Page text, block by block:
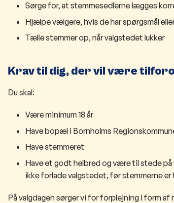
Sørge for, at stemmesedlerne lægges
Hjælpe vælgere, hvis de har spørgsmål
Tælle stemmer op, når valgstedet lukker
Krav til dig, der vil være
Du skal:
Være minimum 18 år
Have bopæl i Bornholms
Have stemmeret
Have et godt helbred og være til stede på
ikke forlade valgstedet, før stemmerne
På valgdagen sørger vi for forplejning i form